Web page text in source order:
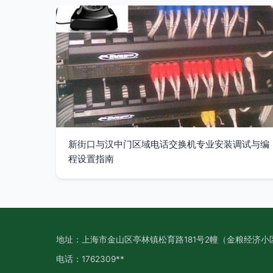
新街口与汉中门区域电话交换机专业安装调试与编
程设置指南
地址：上海市金山区亭林镇松育路181号2幢（金粮经济小
电话：1762309**